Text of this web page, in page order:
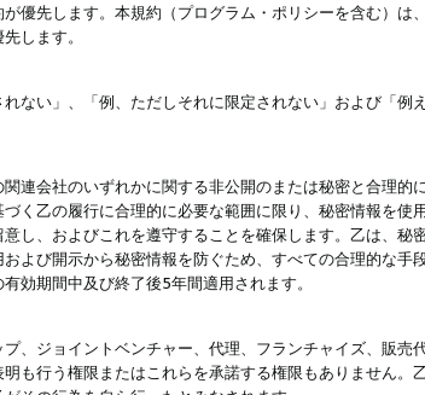
優先します。本規約（プログラム・ポリシーを含む）は
します。
ない」、「例、ただしそれに限定されない」および「例
連会社のいずれかに関する非公開のまたは秘密と合理的
く乙の履行に合理的に必要な範囲に限り、秘密情報を使
し、およびこれを遵守することを確保します。乙は、秘
よび開示から秘密情報を防ぐため、すべての合理的な手
効期間中及び終了後5年間適用されます。
、ジョイントベンチャー、代理、フランチャイズ、販売
も行う権限またはこれらを承諾する権限もありません。